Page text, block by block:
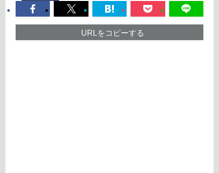
URLをコピーする